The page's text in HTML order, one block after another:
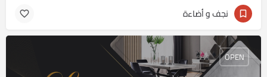
نجف و أضاءة
OPEN